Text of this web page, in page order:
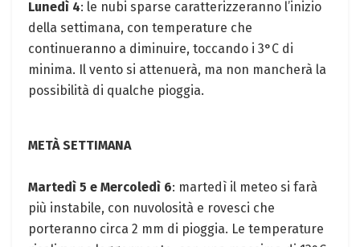
Lunedì 4: le nubi sparse caratterizzeranno l’inizio
della settimana, con temperature che
continueranno a diminuire, toccando i 3°C di
minima. Il vento si attenuerà, ma non mancherà la
possibilità di qualche pioggia.
METÀ SETTIMANA
Martedì 5 e Mercoledì 6: martedì il meteo si farà
più instabile, con nuvolosità e rovesci che
porteranno circa 2 mm di pioggia. Le temperature